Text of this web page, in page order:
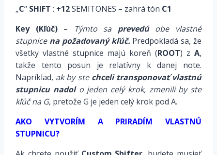
„C“ SHIFT : +12SEMITONES – zahrá tón C1
Key (Kľúč)– Týmto sa prevedúobe vlastné
stupnice na požadovaný kľúč. Predpokladá sa, že
všetky vlastné stupnice majú koreň (ROOT) z A,
takže tento posun je relatívny k danej note.
Napríklad, ak by ste chceli transponovať vlastnú
stupnicu nadolo jeden celý krok, zmenili by ste
kľúč na G, pretože G je jeden celý krok pod A.
AKO VYTVORÍM A PRIRADÍM VLASTNÚ
STUPNICU?